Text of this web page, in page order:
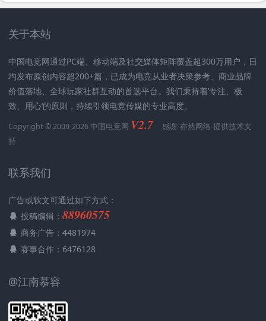
关于本站
中国电竞网通过PC端、移动端及社交媒体矩阵覆盖超300万用户，日
均发布原创内容超200+篇，已成为电竞从业者决策参考、商业品牌
价值落地、全球玩家社群互动的首选平台。我们秉持着’专注、极
致、用心‘的原则，持续引领电竞传媒的专业高度。
Copyright © 2009-2026 中国电竞网 V2.7 感谢-亦然网络-提供技术支
持
联系我们
广告或软文可通过如下方式：
投稿编辑： 88960575
商务广告：4481974
赛事合作：6476128
@江南慕容